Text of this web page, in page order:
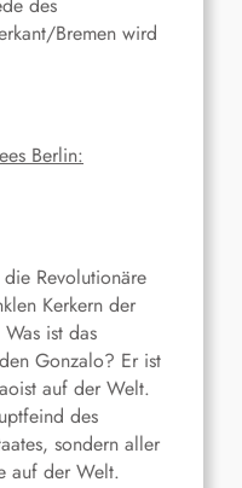
des
Bremen wird
Berlin:
Revolutionäre
Kerkern der
ist das
Gonzalo? Er ist
auf der Welt.
des
sondern aller
auf der Welt.